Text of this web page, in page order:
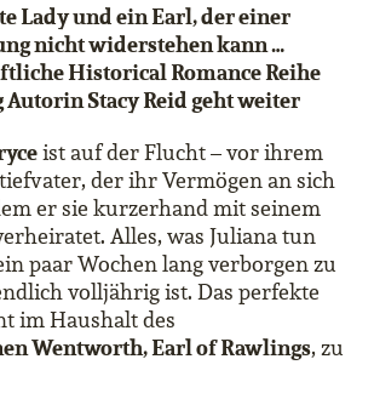
Lady und ein Earl, der einer
nicht widerstehen kann …
Historical Romance Reihe
Stacy Reid geht weiter
ist auf der Flucht – vor ihrem
der ihr Vermögen an sich
er sie kurzerhand mit seinem
Alles, was Juliana tun
paar Wochen lang verborgen zu
volljährig ist. Das perfekte
im Haushalt des
Wentworth, Earl of Rawlings, zu